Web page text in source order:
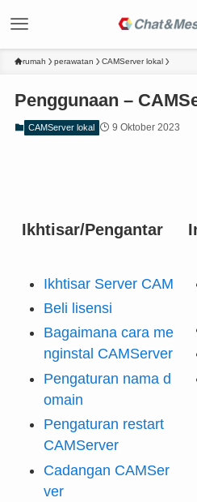
rumah perawatan CAMServer lokal
Penggunaan –
CAMServer lokal 9 Oktober 2023
Ikhtisar/Pengantar
Ikhtisar Server CAM
Beli lisensi
Bagaimana cara me
nginstal CAMServer
Pengaturan nama d
omain
Pengaturan restart
CAMServer
Cadangan CAMSer
ver